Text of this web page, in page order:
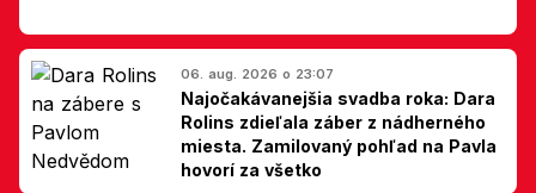
06. aug. 2026 o 23:07
Najočakávanejšia svadba roka: Dara
Rolins zdieľala záber z nádherného
miesta. Zamilovaný pohľad na Pavla
hovorí za všetko